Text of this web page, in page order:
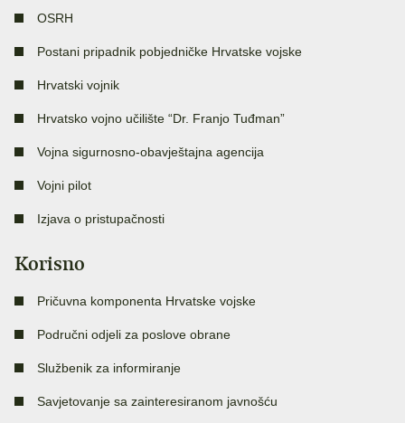
OSRH
Postani pripadnik pobjedničke Hrvatske vojske
Hrvatski vojnik
Hrvatsko vojno učilište “Dr. Franjo Tuđman”
Vojna sigurnosno-obavještajna agencija
Vojni pilot
Izjava o pristupačnosti
Korisno
Pričuvna komponenta Hrvatske vojske
Područni odjeli za poslove obrane
Službenik za informiranje
Savjetovanje sa zainteresiranom javnošću